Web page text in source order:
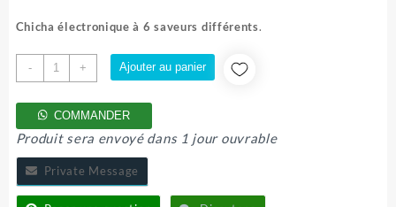
Chicha électronique à 6 saveurs différents.
-
quantité
de
CHICHA
ELECTRONIQUE
+ Ajouter au panier
COMMANDER
Produit sera envoyé dans 1 jour ouvrable
Private Message